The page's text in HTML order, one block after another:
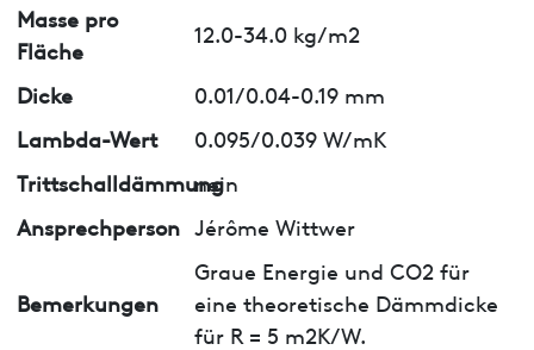
Masse pro
Fläche
12.0-34.0 kg/m2
Dicke
0.01/0.04-0.19 mm
Lambda-Wert
0.095/0.039 W/mK
Trittschalldämmung
nein
Ansprechperson Jérôme Wittwer
Bemerkungen
Graue Energie und CO2 für
eine theoretische Dämmdicke
für R = 5 m2K/W.